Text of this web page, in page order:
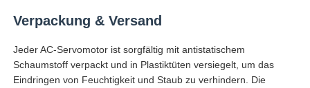
Verpackung & Versand
Jeder AC-Servomotor ist sorgfältig mit antistatischem
Schaumstoff verpackt und in Plastiktüten versiegelt, um das
Eindringen von Feuchtigkeit und Staub zu verhindern. Die